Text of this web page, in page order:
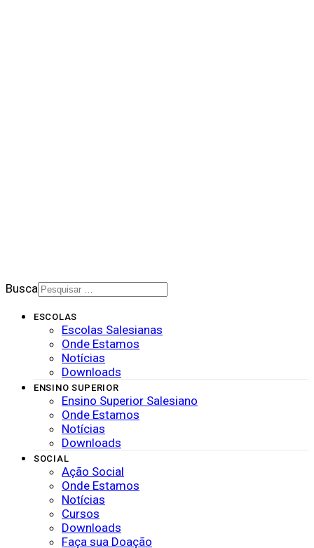
Busca
ESCOLAS
Escolas Salesianas
Onde Estamos
Notícias
Downloads
ENSINO SUPERIOR
Ensino Superior Salesiano
Onde Estamos
Notícias
Downloads
SOCIAL
Ação Social
Onde Estamos
Notícias
Cursos
Downloads
Faça sua Doação